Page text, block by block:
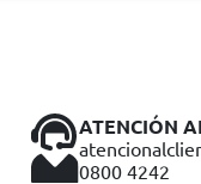
ATENCIÓN
0800 4242